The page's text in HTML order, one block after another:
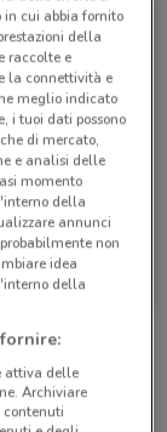
Viaggi
in cui abbia fornito
della
raccolte e
la connettività e
meglio indicato
i tuoi dati possono
di mercato,
e analisi delle
momento
della
annunci
non
idea
della
attiva delle
Archiviare
contenuti